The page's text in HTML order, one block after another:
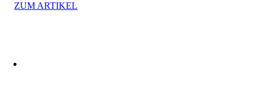
ZUM ARTIKEL